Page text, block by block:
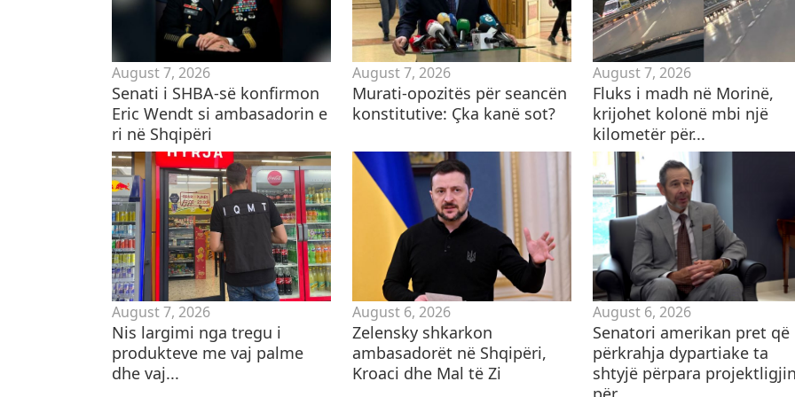
August 7, 2026
Senati i SHBA-së konfirmon
Eric Wendt si ambasadorin e
ri në Shqipëri
August 7, 2026
​Murati-opozitës për seancën
konstitutive: Çka kanë sot?
August 7, 2026
Fluks i madh në Morinë,
krijohet kolonë mbi një
kilometër për...
August 7, 2026
Nis largimi nga tregu i
produkteve me vaj palme
dhe vaj...
August 6, 2026
Zelensky shkarkon
ambasadorët në Shqipëri,
Kroaci dhe Mal të Zi
August 6, 2026
Senatori amerikan pret që
përkrahja dypartiake ta
shtyjë përpara